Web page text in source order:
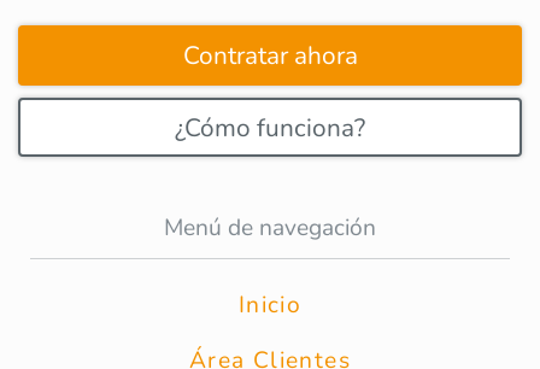
Contratar ahora
¿Cómo funciona?
Menú de navegación
Inicio
Área Clientes